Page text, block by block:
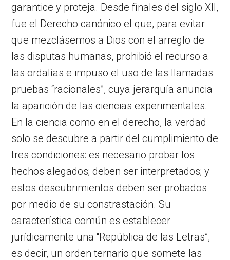
garantice y proteja. Desde finales del siglo XII,
fue el Derecho canónico el que, para evitar
que mezclásemos a Dios con el arreglo de
las disputas humanas, prohibió el recurso a
las ordalías e impuso el uso de las llamadas
pruebas “racionales”, cuya jerarquía anuncia
la aparición de las ciencias experimentales.
En la ciencia como en el derecho, la verdad
solo se descubre a partir del cumplimiento de
tres condiciones: es necesario probar los
hechos alegados; deben ser interpretados; y
estos descubrimientos deben ser probados
por medio de su constrastación. Su
característica común es establecer
jurídicamente una “República de las Letras”,
es decir, un orden ternario que somete las